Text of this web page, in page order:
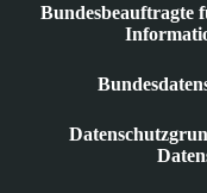
Bundesbeauftragte